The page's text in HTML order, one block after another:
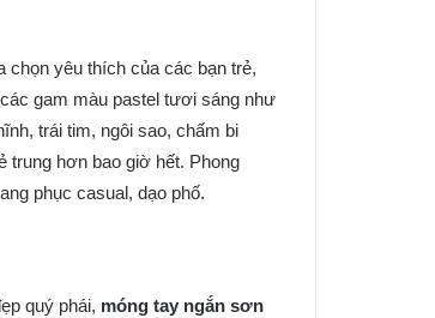
chọn yêu thích của các bạn trẻ,
gam màu pastel tươi sáng như
trái tim, ngôi sao, chấm bi
trung hơn bao giờ hết. Phong
phục casual, dạo phố.
quý phái, móng tay ngắn sơn